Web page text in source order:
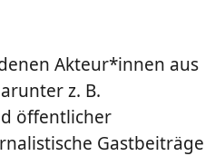
Akteur*innen aus
z. B.
öffentlicher
Gastbeiträge